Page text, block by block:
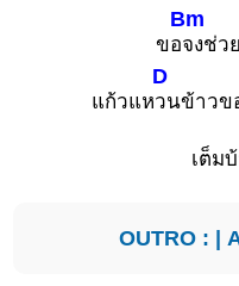
ขอ
Bm
จงช่ว
แก้วแห
D
วนข้าวข
เต็ม
OUTRO : |